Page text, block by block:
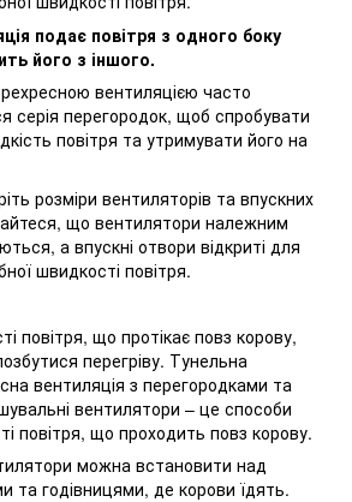
подає повітря з одного боку
його з іншого.
вентиляцією часто
серія перегородок, щоб спробувати
повітря та утримувати його на
розміри вентиляторів та впускних
що вентилятори належним
а впускні отвори відкриті для
швидкості повітря.
повітря, що протікає повз корову,
перегріву. Тунельна
вентиляція з перегородками та
вентилятори – це способи
повітря, що проходить повз корову.
можна встановити над
та годівницями, де корови їдять.